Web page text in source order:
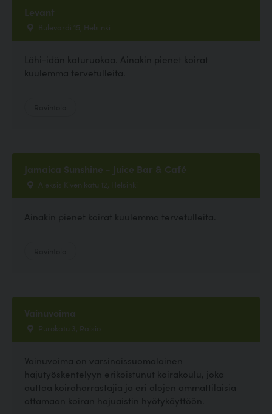
Levant
Bulevardi 15, Helsinki
Lähi-idän katuruokaa. Ainakin pienet koirat
kuulemma tervetulleita.
Jamaica Sunshine - Juice Bar & Café
Aleksis Kiven katu 12, Helsinki
Ainakin pienet koirat kuulemma tervetulleita.
Vainuvoima
Purokatu 3, Raisio
Vainuvoima on varsinaissuomalainen
hajutyöskentelyyn erikoistunut koirakoulu, joka
auttaa koiraharrastajia ja eri alojen ammattilaisia
ottamaan koiran hajuaistin hyötykäyttöön.